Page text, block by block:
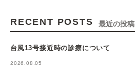
RECENT POSTS 最近の投稿
台風13号接近時の診療について
2026.08.05